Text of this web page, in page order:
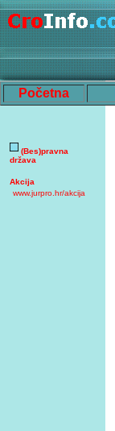
Početna
(Bes)pravna
država
Akcija
www.jurpro.hr/akcija